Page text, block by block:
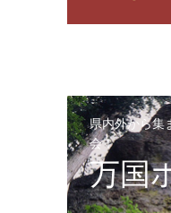
県内外から集
会！
万国